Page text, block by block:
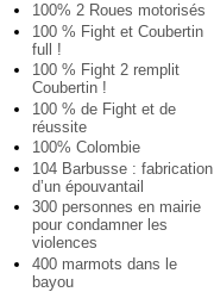
100% 2 Roues motorisés
100 % Fight et Coubertin
full !
100 % Fight 2 remplit
Coubertin !
100 % de Fight et de
réussite
100% Colombie
104 Barbusse : fabrication
d’un épouvantail
300 personnes en mairie
pour condamner les
violences
400 marmots dans le
bayou